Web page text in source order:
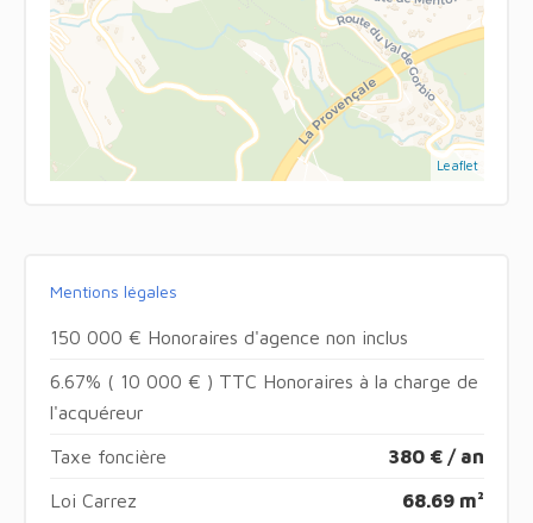
Leaflet
Mentions légales
150 000 € Honoraires d'agence non inclus
6.67% ( 10 000 € ) TTC Honoraires à la charge de
l'acquéreur
Taxe foncière 380 € / an
Loi Carrez 68.69 m²